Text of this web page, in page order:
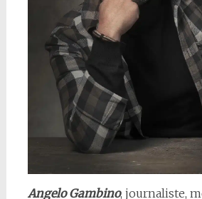
Angelo Gambino, journaliste,